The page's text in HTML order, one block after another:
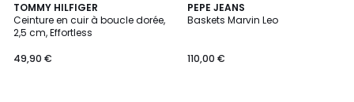
TOMMY HILFIGER
Ceinture en cuir à boucle dorée,
2,5 cm, Effortless
49,90 €
2
Couleurs
PEPE JEANS
Baskets Marvin Leo
110,00 €